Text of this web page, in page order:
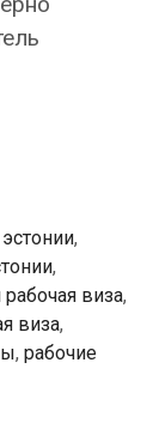
,
,
рабочая виза,
виза,
, рабочие